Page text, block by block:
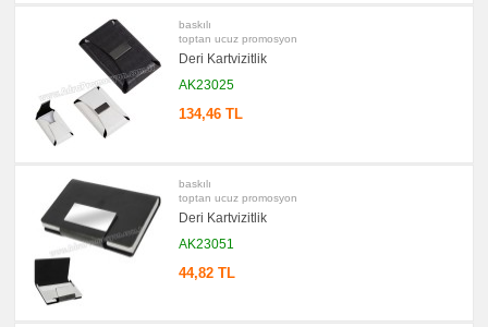
baskılı
toptan ucuz promosyon
Deri Kartvizitlik
AK23025
134,46 TL
baskılı
toptan ucuz promosyon
Deri Kartvizitlik
AK23051
44,82 TL
promosyon
Radyo
promosyon
Takvim
&
Bloknot
promosyon
Bardak
Para
Tabağı
promosyon
Evrak
Çantası
&
Sekreter
Bloknot